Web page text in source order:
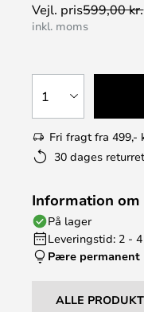
Vejl. pris599,00 kr.
inkl. moms
1
Fri fragt fra 499,-
30 dages
Information om
På lager
Leveringstid: 2 -
Pære permanent
ALLE